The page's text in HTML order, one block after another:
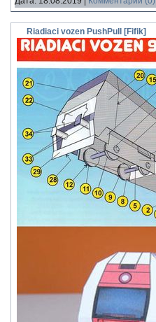
Riadiaci vozen PushPull [Fifik]